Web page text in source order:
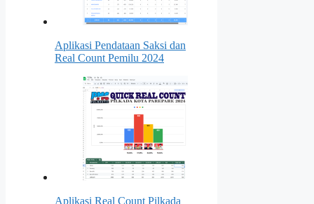
Aplikasi Pendataan Saksi dan
Real Count Pemilu 2024
Aplikasi Real Count Pilkada